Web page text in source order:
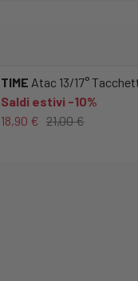
TIME Atac 13/17°
Saldi estivi -10%
18,90 € 21,00 €